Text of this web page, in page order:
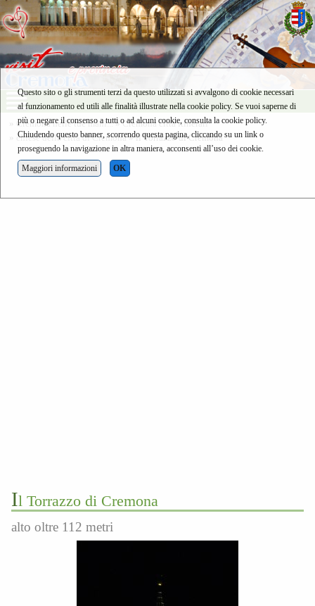
» Cremona nelle tue mani... »Cremona città itinerari
»
chiese della città di Cremona » il Torrazzo di Cremona
il Torrazzo di Cremona
alto oltre 112 metri
Questo sito o gli strumenti terzi da questo utilizzati si avvalgono di cookie necessari
al funzionamento ed utili alle finalità illustrate nella cookie policy. Se vuoi saperne di
più o negare il consenso a tutti o ad alcuni cookie, consulta la cookie policy.
Chiudendo questo banner, scorrendo questa pagina, cliccando su un link o
proseguendo la navigazione in altra maniera, acconsenti all’uso dei cookie.
Maggiori informazioni
OK